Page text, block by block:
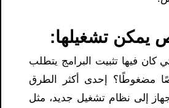
يمكن تشغيلها:
كان فيها تثبيت البرامج يتطلب
مضغوطًا؟ إحدى أكثر الطرق
إلى نظام تشغيل جديد، مثل